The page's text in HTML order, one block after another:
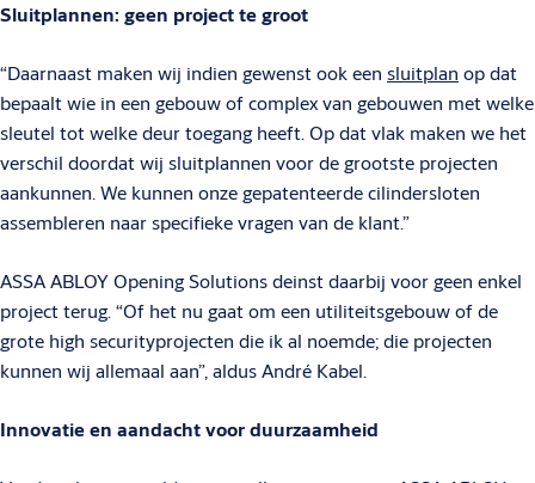
Sluitplannen: geen project te groot
“Daarnaast maken wij indien gewenst ook een sluitplan op dat
bepaalt wie in een gebouw of complex van gebouwen met welke
sleutel tot welke deur toegang heeft. Op dat vlak maken we het
verschil doordat wij sluitplannen voor de grootste projecten
aankunnen. We kunnen onze gepatenteerde cilindersloten
assembleren naar specifieke vragen van de klant.”
ASSA ABLOY Opening Solutions deinst daarbij voor geen enkel
project terug. “Of het nu gaat om een utiliteitsgebouw of de
grote high securityprojecten die ik al noemde; die projecten
kunnen wij allemaal aan”, aldus André Kabel.
Innovatie en aandacht voor duurzaamheid